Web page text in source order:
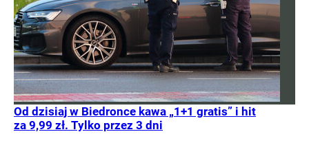
Od dzisiaj w Biedronce kawa „1+1 gratis” i hit
za 9,99 zł. Tylko przez 3 dni